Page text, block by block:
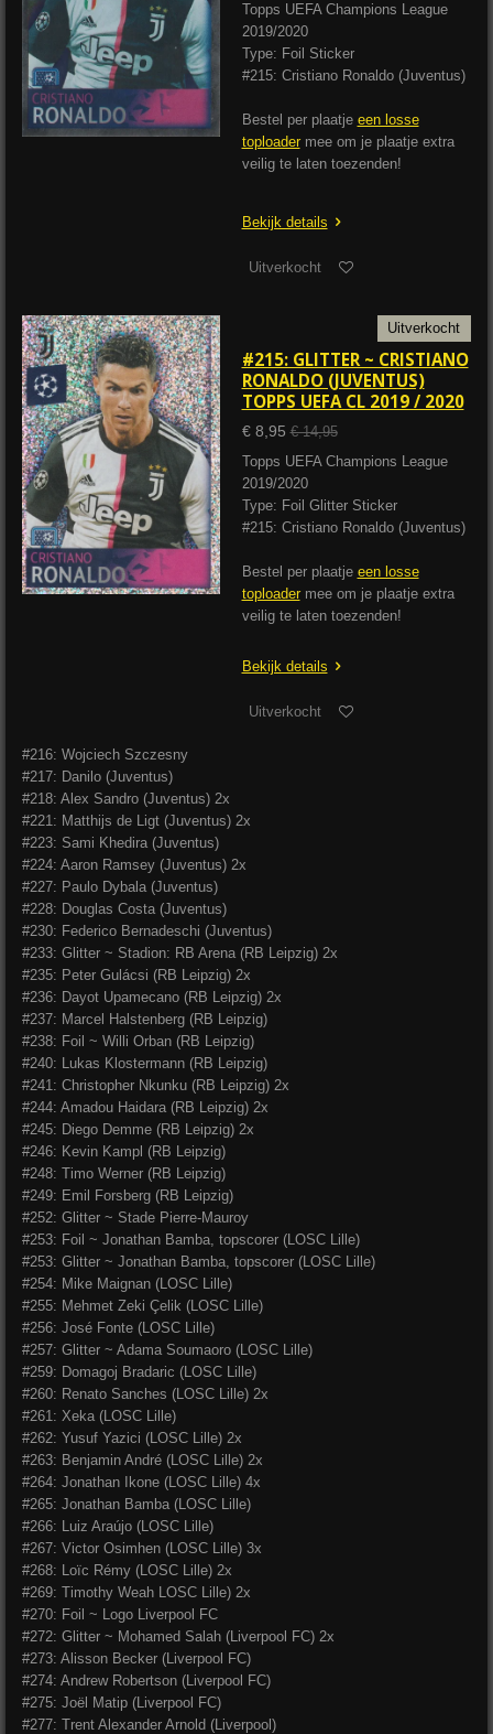
Topps UEFA Champions League
2019/2020
Type: Foil Sticker
#215: Cristiano Ronaldo (Juventus)
Bestel per plaatje een losse
toploadermee om je plaatje extra
veilig te laten toezenden!
Bekijk details
Uitverkocht
Uitverkocht
#215: GLITTER ~ CRISTIANO
RONALDO (JUVENTUS)
TOPPS UEFA CL 2019 / 2020
€ 8,95 € 14,95
Topps UEFA Champions League
2019/2020
Type: Foil Glitter Sticker
#215: Cristiano Ronaldo (Juventus)
Bestel per plaatje een losse
toploadermee om je plaatje extra
veilig te laten toezenden!
Bekijk details
Uitverkocht
#216: Wojciech Szczesny
#217: Danilo (Juventus)
#218: Alex Sandro (Juventus) 2x
#221: Matthijs de Ligt (Juventus) 2x
#223: Sami Khedira (Juventus)
#224: Aaron Ramsey (Juventus) 2x
#227: Paulo Dybala (Juventus)
#228: Douglas Costa (Juventus)
#230: Federico Bernadeschi (Juventus)
#233: Glitter ~ Stadion: RB Arena (RB Leipzig) 2x
#235: Peter Gulácsi (RB Leipzig) 2x
#236: Dayot Upamecano (RB Leipzig) 2x
#237: Marcel Halstenberg (RB Leipzig)
#238: Foil ~ Willi Orban (RB Leipzig)
#240: Lukas Klostermann (RB Leipzig)
#241: Christopher Nkunku (RB Leipzig) 2x
#244: Amadou Haidara (RB Leipzig) 2x
#245: Diego Demme (RB Leipzig) 2x
#246: Kevin Kampl (RB Leipzig)
#248: Timo Werner (RB Leipzig)
#249: Emil Forsberg (RB Leipzig)
#252: Glitter ~ Stade Pierre-Mauroy
#253: Foil ~ Jonathan Bamba, topscorer (LOSC Lille)
#253: Glitter ~ Jonathan Bamba, topscorer (LOSC Lille)
#254: Mike Maignan (LOSC Lille)
#255: Mehmet Zeki Çelik (LOSC Lille)
#256: José Fonte (LOSC Lille)
#257: Glitter ~ Adama Soumaoro (LOSC Lille)
#259: Domagoj Bradaric (LOSC Lille)
#260: Renato Sanches (LOSC Lille) 2x
#261: Xeka (LOSC Lille)
#262: Yusuf Yazici (LOSC Lille) 2x
#263: Benjamin André (LOSC Lille) 2x
#264: Jonathan Ikone (LOSC Lille) 4x
#265: Jonathan Bamba (LOSC Lille)
#266: Luiz Araújo (LOSC Lille)
#267: Victor Osimhen (LOSC Lille) 3x
#268: Loïc Rémy (LOSC Lille) 2x
#269: Timothy Weah LOSC Lille) 2x
#270: Foil ~ Logo Liverpool FC
#272: Glitter ~ Mohamed Salah (Liverpool FC) 2x
#273: Alisson Becker (Liverpool FC)
#274: Andrew Robertson (Liverpool FC)
#275: Joël Matip (Liverpool FC)
#277: Trent Alexander Arnold (Liverpool)